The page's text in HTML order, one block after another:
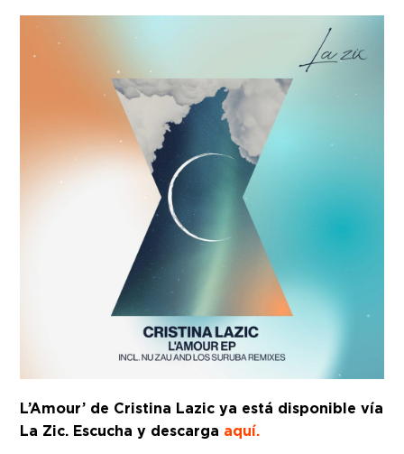
L’Amour’ de Cristina Lazic ya está disponible vía
La Zic. Escucha y descarga aquí.